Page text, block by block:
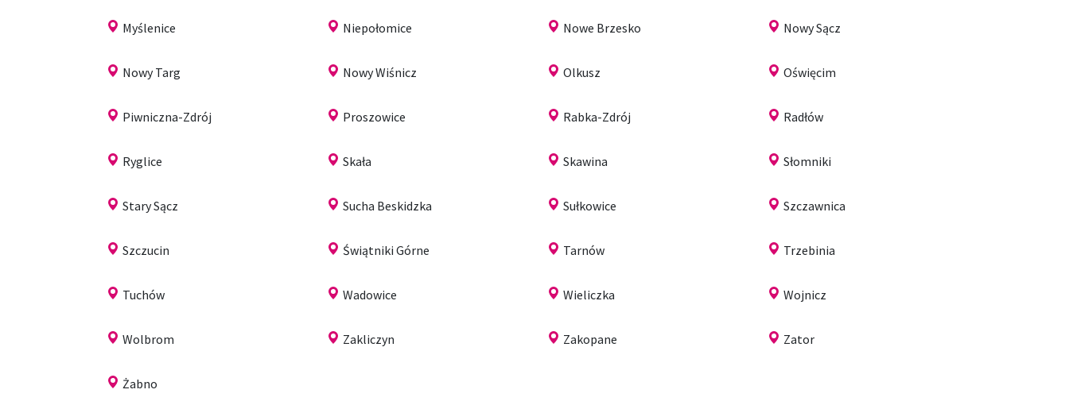
Myślenice Niepołomice Nowe Brzesko Nowy Sącz
Nowy Targ Nowy Wiśnicz Olkusz Oświęcim
Piwniczna-Zdrój Proszowice Rabka-Zdrój Radłów
Ryglice Skała Skawina Słomniki
Stary Sącz Sucha Beskidzka Sułkowice Szczawnica
Szczucin Świątniki Górne Tarnów Trzebinia
Tuchów Wadowice Wieliczka Wojnicz
Wolbrom Zakliczyn Zakopane Zator
Żabno